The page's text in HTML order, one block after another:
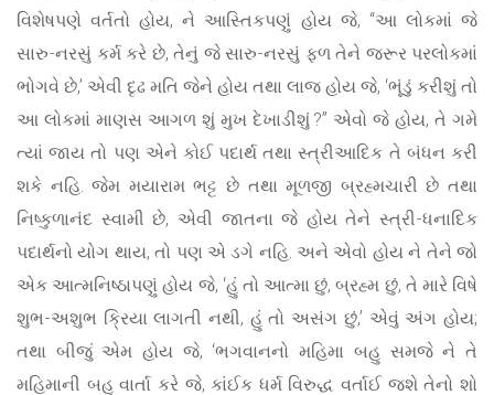
વિશેષપણે વર્તતો હોય, ને આસ્તિકપણું હોય જે, “આ લોકમાં જે
સારુ-નરસું કર્મ કરે છે, તેનું જે સારુ-નરસું ફળ તેને જરૂર પરલોકમાં
ભોગવે છે,’ એવી દૃઢ મતિ જેને હોય તથા લાજ હોય જે, ‘ભૂંડું કરીશું તો
આ લોકમાં માણસ આગળ શું મુખ દેખાડીશું ?” એવો જે હોય, તે ગમે
ત્યાં જાય તો પણ એને કોઈ પદાર્થ તથા સ્ત્રીઆદિક તે બંધન કરી
શકે નહિ. જેમ મયારામ ભટ્ટ છે તથા મૂળજી બ્રહ્મચારી છે તથા
નિષ્કુળાનંદ સ્વામી છે, એવી જાતના જે હોય તેને સ્ત્રી-ધનાદિક
પદાર્થનો યોગ થાય, તો પણ એ ડગે નહિ. અને એવો હોય ને તેને જો
એક આત્મનિષ્ઠાપણું હોય જે, ‘હું તો આત્મા છું, બ્રહ્મ છું, તે મારે વિષે
શુભ-અશુભ ક્રિયા લાગતી નથી, હું તો અસંગ છું,’ એવું અંગ હોય;
તથા બીજું એમ હોય જે, ‘ભગવાનનો મહિમા બહુ સમજે ને તે
મહિમાની બહુ વાર્તા કરે જે, કાંઈક ધર્મ વિરુદ્ધ વર્તાઈ જશે તેનો શો